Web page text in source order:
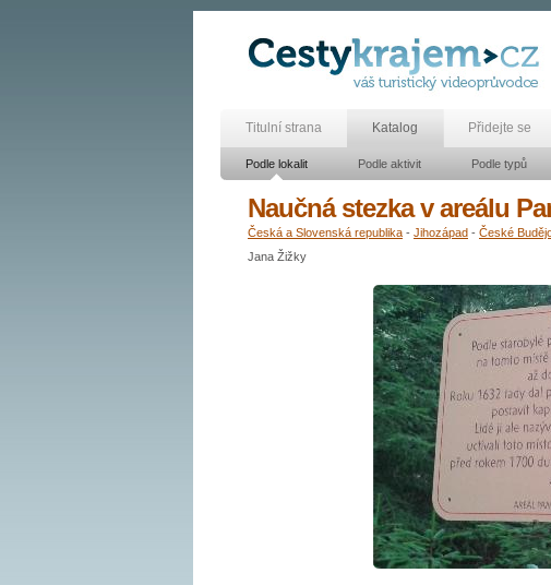
Titulní strana Katalog Přidejte se
Podle lokalit Podle aktivit Podle typů
Naučná stezka v areálu
Česká a Slovenská republika - Jihozápad - České
Jana Žižky